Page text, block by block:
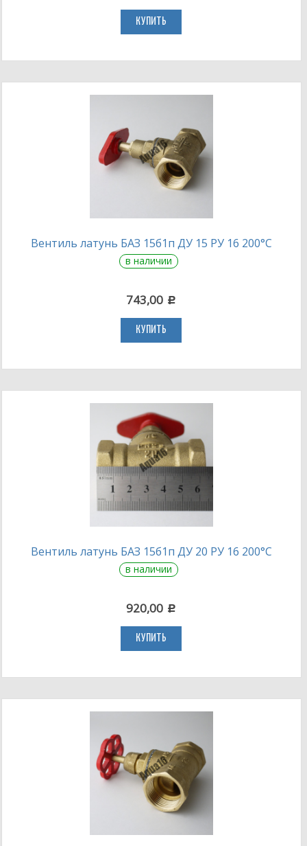
КУПИТЬ
Вентиль латунь БАЗ 15б1п ДУ 15 РУ 16 200°С
в наличии
743,00 c
КУПИТЬ
Вентиль латунь БАЗ 15б1п ДУ 20 РУ 16 200°С
в наличии
920,00 c
КУПИТЬ